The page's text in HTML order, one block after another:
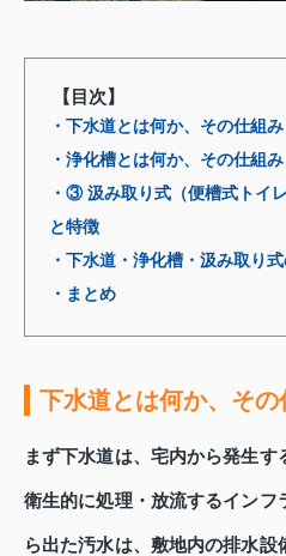
【目次】
・下水道とは何か、その仕組
・浄化槽とは何か、その仕組
・③ 汲み取り式（便槽式トイ
と特徴
・下水道・浄化槽・汲み取り
・まとめ
下水道とは何か、そ
まず下水道は、宅内から発生
衛生的に処理・放流するインフ
ら出た汚水は、敷地内の排水